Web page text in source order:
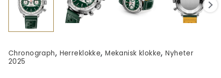
Chronograph, Herreklokke,Mekanisk klokke,Nyheter
2025